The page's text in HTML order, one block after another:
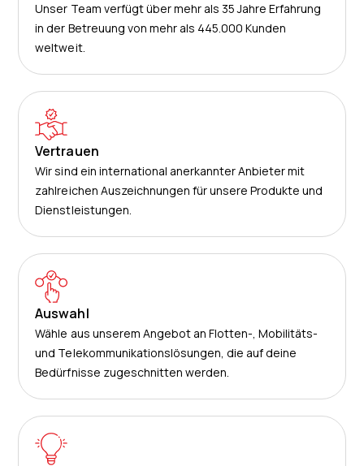
Unser Team verfügt über mehr als 35 Jahre Erfahrung
in der Betreuung von mehr als 445.000 Kunden
weltweit.
Vertrauen
Wir sind ein international anerkannter Anbieter mit
zahlreichen Auszeichnungen für unsere Produkte und
Dienstleistungen.
Auswahl
Wähle aus unserem Angebot an Flotten-, Mobilitäts-
und Telekommunikationslösungen, die auf deine
Bedürfnisse zugeschnitten werden.